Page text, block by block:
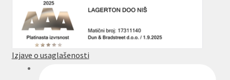
Izjave o usaglašenosti